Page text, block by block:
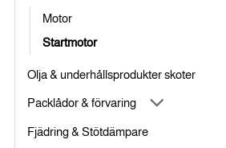
Motor
Startmotor
Olja & underhållsprodukter skoter
Packlådor & förvaring
Fjädring & Stötdämpare